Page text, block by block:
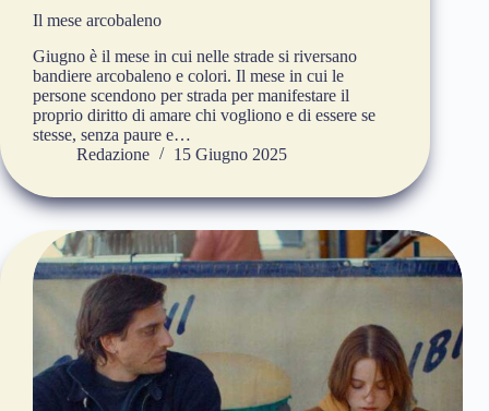
Il mese arcobaleno
Giugno è il mese in cui nelle strade si riversano
bandiere arcobaleno e colori. Il mese in cui le
persone scendono per strada per manifestare il
proprio diritto di amare chi vogliono e di essere se
stesse, senza paure e…
Redazione
15 Giugno 2025